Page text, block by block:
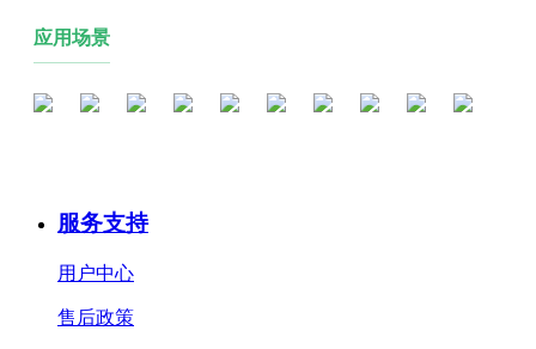
应用场景
服务支持
用户中心
售后政策